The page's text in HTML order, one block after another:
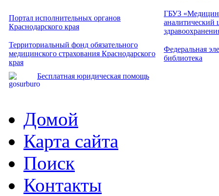
Портал исполнительных органов
Краснодарского края
ГБУЗ
аналитический
Территориальный фонд обязательного
медицинского страхования Краснодарского
края
Федеральная
библиотека
Бесплатная юридическая помощь
Домой
Карта сайта
Поиск
Контакты